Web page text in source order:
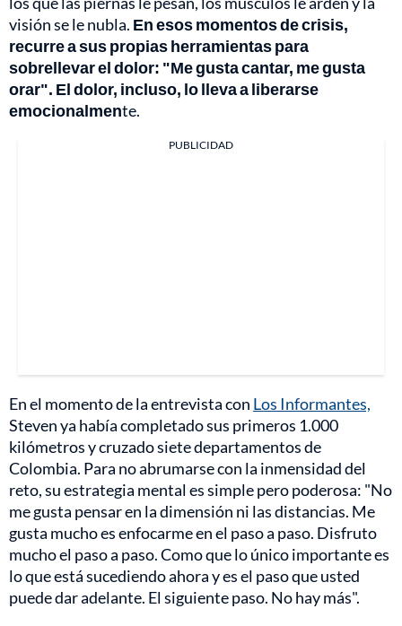
visión se le nubla. En esos momentos de crisis,
recurre a sus propias herramientas para
sobrellevar el dolor: "Me gusta cantar, me gusta
orar". El dolor, incluso, lo lleva a liberarse
emocionalmente.
PUBLICIDAD
En el momento de la entrevista con Los Informantes,
Steven ya había completado sus primeros 1.000
kilómetros y cruzado siete departamentos de
Colombia. Para no abrumarse con la inmensidad del
reto, su estrategia mental es simple pero poderosa: "No
me gusta pensar en la dimensión ni las distancias. Me
gusta mucho es enfocarme en el paso a paso. Disfruto
mucho el paso a paso. Como que lo único importante es
lo que está sucediendo ahora y es el paso que usted
puede dar adelante. El siguiente paso. No hay más".